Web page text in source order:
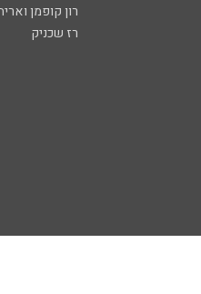
רון קופמן
רז שכניק